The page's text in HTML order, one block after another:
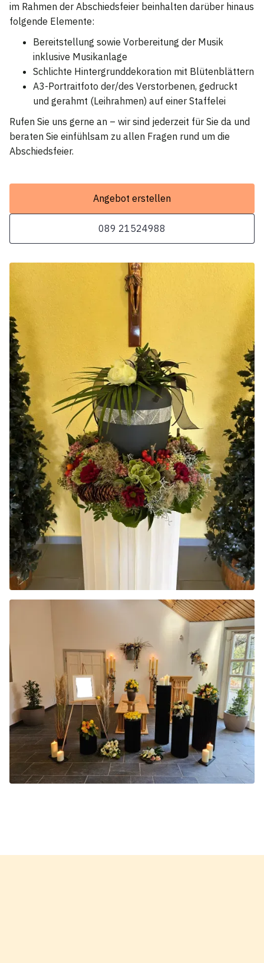
im Rahmen der Abschiedsfeier beinhalten darüber hinaus
folgende Elemente:
Bereitstellung sowie Vorbereitung der Musik
inklusive Musikanlage
Schlichte Hintergrunddekoration mit Blütenblättern
A3-Portraitfoto der/des Verstorbenen, gedruckt
und gerahmt (Leihrahmen) auf einer Staffelei
Rufen Sie uns gerne an – wir sind jederzeit für Sie da und
beraten Sie einfühlsam zu allen Fragen rund um die
Abschiedsfeier.
Angebot erstellen
089 21524988